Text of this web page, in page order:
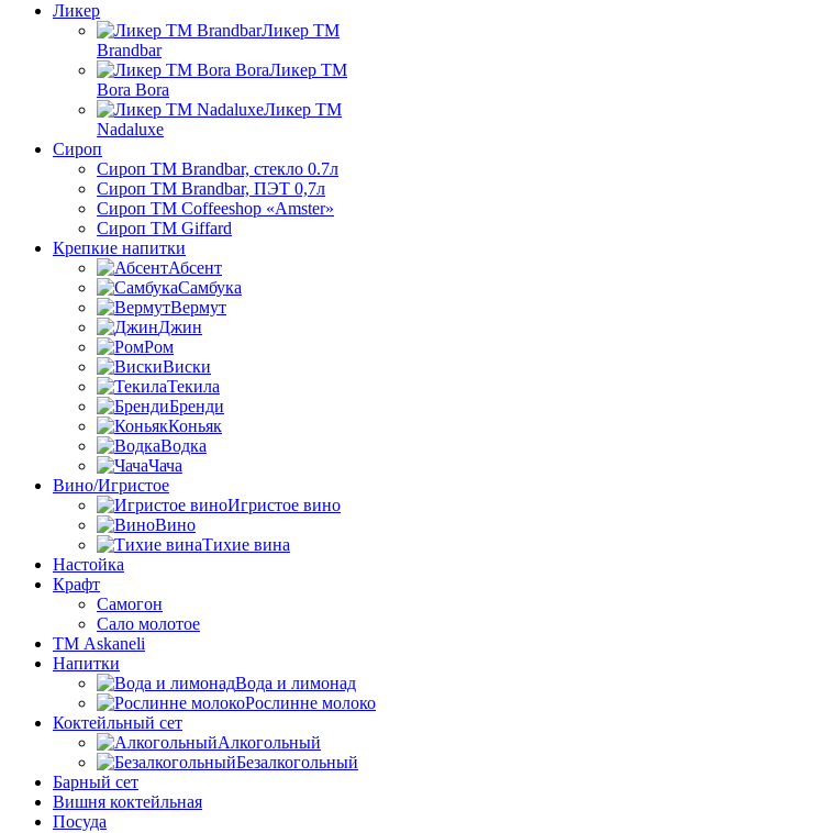
Ликер
Ликер ТМ
Brandbar
Ликер ТМ
Bora Bora
Ликер ТМ
Nadaluxe
Сироп
Сироп TM Brandbar, стекло 0.7л
Сироп TM Brandbar, ПЭТ 0,7л
Сироп TM Coffeeshop «Amster»
Сироп TM Giffard
Крепкие напитки
Абсент
Самбука
Вермут
Джин
Ром
Виски
Текила
Бренди
Коньяк
Водка
Чача
Вино/Игристое
Игристое вино
Вино
Тихие вина
Настойка
Крафт
Самогон
Сало молотое
ТМ Askaneli
Напитки
Вода и лимонад
Рослинне молоко
Коктейльный сет
Алкогольный
Безалкогольный
Барный сет
Вишня коктейльная
Посуда